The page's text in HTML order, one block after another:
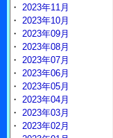
・ 2023年11月
・ 2023年10月
・ 2023年09月
・ 2023年08月
・ 2023年07月
・ 2023年06月
・ 2023年05月
・ 2023年04月
・ 2023年03月
・ 2023年02月